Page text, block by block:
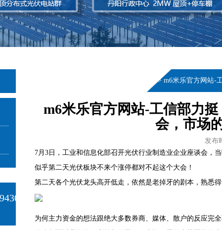
> m6米乐官方网站-
m6米乐官方网站-工信部力
会，市场
发布
7月3日，工业和信息化部召开光伏行业制造业企业座谈会，
似乎第二天光伏板块不来个涨停都对不起这个大会！
第二天各个光伏龙头高开低走，依然是老掉牙的剧本，熟悉得
为何主力资金的想法跟绝大多数券商、媒体、散户的反应完全